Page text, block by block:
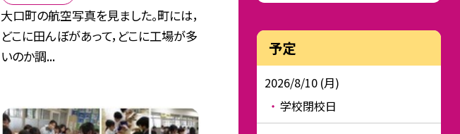
大口町の航空写真を見ました。町には，
どこに田んぼがあって，どこに工場が多
いのか調...
予定
2026/8/10 (月)
学校閉校日